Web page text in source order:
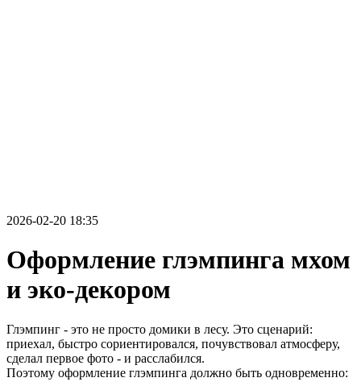
2026-02-20 18:35
Оформление глэмпинга мхом
и эко-декором
Глэмпинг - это не просто домики в лесу. Это сценарий:
приехал, быстро сориентировался, почувствовал атмосферу,
сделал первое фото - и расслабился.
Поэтому оформление глэмпинга должно быть одновременно: